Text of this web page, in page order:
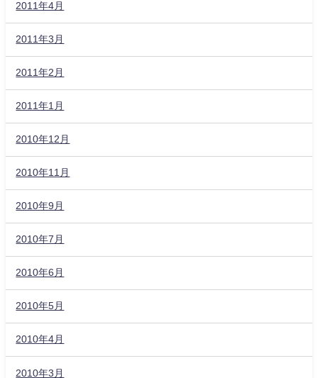
2011年4月
2011年3月
2011年2月
2011年1月
2010年12月
2010年11月
2010年9月
2010年7月
2010年6月
2010年5月
2010年4月
2010年3月